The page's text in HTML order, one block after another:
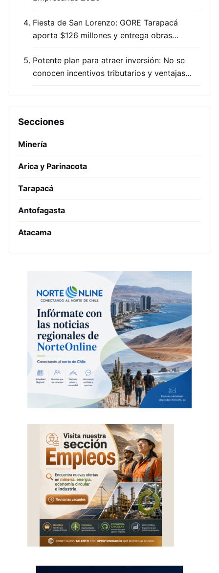
Fiesta de San Lorenzo: GORE Tarapacá
aporta $126 millones y entrega obras…
Potente plan para atraer inversión: No se
conocen incentivos tributarios y ventajas…
Secciones
Minería
Arica y Parinacota
Tarapacá
Antofagasta
Atacama